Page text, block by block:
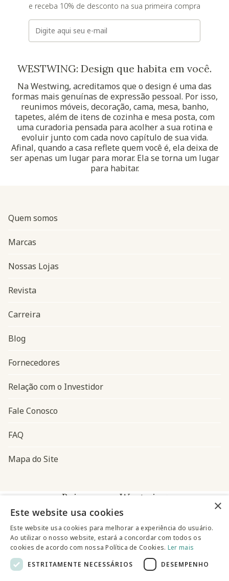
e receba 10% de desconto na sua primeira compra
E-mail
WESTWING: Design que habita em você.
Na Westwing, acreditamos que o design é uma das
formas mais genuínas de expressão pessoal. Por isso,
reunimos móveis, decoração, cama, mesa, banho,
tapetes, além de itens de cozinha e mesa posta, com
uma curadoria pensada para acolher a sua rotina e
evoluir junto com cada novo capítulo de sua vida.
Afinal, quando a casa reflete quem você é, ela deixa de
ser apenas um lugar para morar. Ela se torna um lugar
para habitar.
Navegação do rodapé
Quem somos
Marcas
Nossas Lojas
Revista
Carreira
Blog
Fornecedores
Relação com o Investidor
Fale Conosco
FAQ
Mapa do Site
Baixe o app Westwing
×
Este website usa cookies
Este website usa cookies para melhorar a experiência do usuário.
Ao utilizar o nosso website, estará a concordar com todos os
cookies de acordo com nossa Política de Cookies. Ler mais
ESTRITAMENTE NECESSÁRIOS
DESEMPENHO